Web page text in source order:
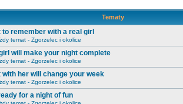
Tematy
to remember with a real girl
temat - Zgorzelec i okolice
will make your night complete
temat - Zgorzelec i okolice
with her will change your week
temat - Zgorzelec i okolice
for a night of fun